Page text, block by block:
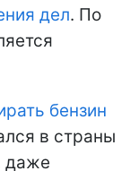
дел. По
бензин
в страны
даже